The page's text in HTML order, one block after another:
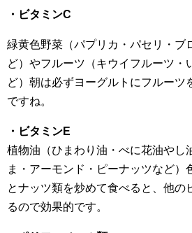
・ビタミンC
緑黄色野菜（パプリカ・パセリ・ブ
ど）やフルーツ（キウイフルーツ・
ど）朝は必ずヨーグルトにフルーツ
ですね。
・ビタミンE
植物油（ひまわり油・べに花油やし
ま・アーモンド・ピーナッツなど）
とナッツ類を炒めて食べると、他の
るので効果的です。